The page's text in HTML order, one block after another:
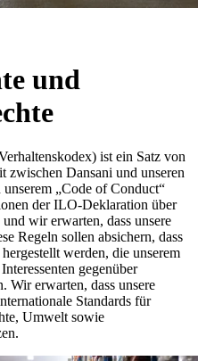
und
ist ein Satz von
zwischen Dansani und unseren
„Code of Conduct“
der ILO-Deklaration über
wir erwarten, dass unsere
Regeln sollen absichern, dass
werden, die unserem
gegenüber
Wir erwarten, dass unsere
Standards für
Umwelt sowie